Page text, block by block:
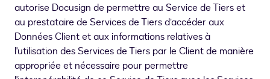
autorise Docusign de permettre au Service de Tiers et
au prestataire de Services de Tiers d’accéder aux
Données Client et aux informations relatives à
l'utilisation des Services de Tiers par le Client de manière
appropriée et nécessaire pour permettre